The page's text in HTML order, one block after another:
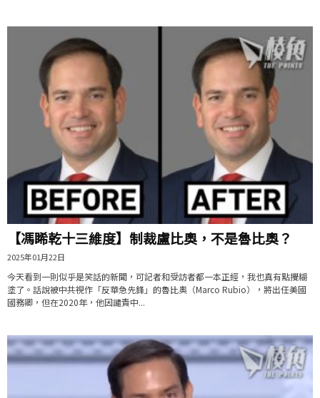
【馮睎乾十三維度】制裁盧比奧，不是魯比奧？
2025年01月22日
今天看到一則似乎是笑話的新聞，可記者和受訪者都一本正經，我也真有點攪糊
塗了。話說被中共視作「反華急先鋒」的魯比奧（Marco Rubio），將出任美國
國務卿，但在2020年，他因譴責中...